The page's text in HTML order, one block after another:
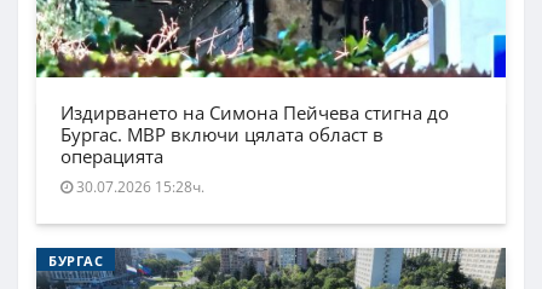
Издирването на Симона Пейчева стигна до
Бургас. МВР включи цялата област в
операцията
30.07.2026 15:28ч.
БУРГАС